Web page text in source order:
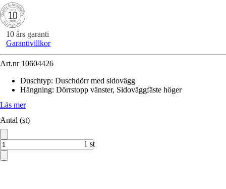
10 års garanti
Garantivillkor
Art.nr 10604426
Duschtyp: Duschdörr med sidovägg
Hängning: Dörrstopp vänster, Sidoväggfäste höger
Läs mer
Antal (st)
1 st